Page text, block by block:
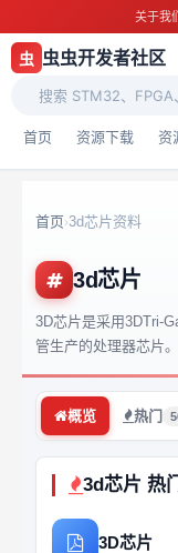
关于我们
虫 虫虫开发者社区
首页 资源下载 资
首页›3d芯片资料
3d芯片
3D芯片是采用3DTri-
管生产的处理器芯片。
概览 热门
3d芯片 热
3D芯片